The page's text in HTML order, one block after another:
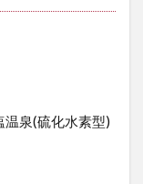
泉(硫化水素型)